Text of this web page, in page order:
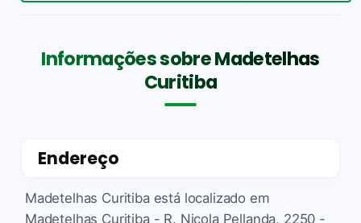
Informações sobre Madetelhas
Curitiba
Endereço
Madetelhas Curitiba está localizado em
Madetelhas Curitiba - R. Nicola Pellanda, 2250 -